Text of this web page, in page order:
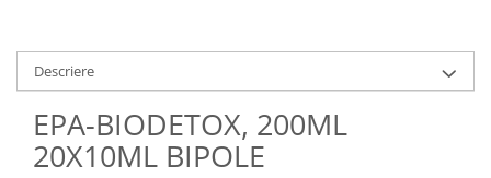
Bomboane, Caramele si Jeleuri
Inghetata
Zahar si indulcitori
Descriere
EPA-BIODETOX, 200ML
20X10ML BIPOLE